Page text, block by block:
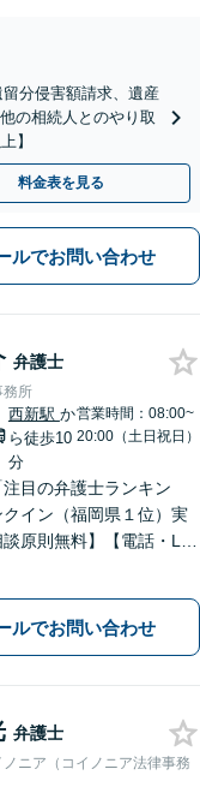
留分侵害額請求、遺産
の相続人とのやり取
】
料金表を見る
ルでお問い合わせ
弁護士
務所
西新駅 か
ら徒歩10
分
営業時間：08:00~
20:00（土日祝日）
注目の弁護士ランキン
イン（福岡県１位）実
原則無料】【電話・LIN
・夜間相談可】
ルでお問い合わせ
弁護士
ニア（コイノニア法律事務